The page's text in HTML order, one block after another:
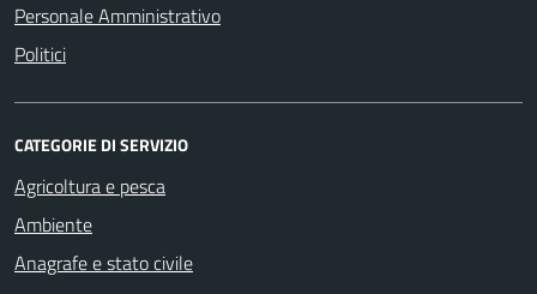
Personale Amministrativo
Politici
CATEGORIE DI SERVIZIO
Agricoltura e pesca
Ambiente
Anagrafe e stato civile